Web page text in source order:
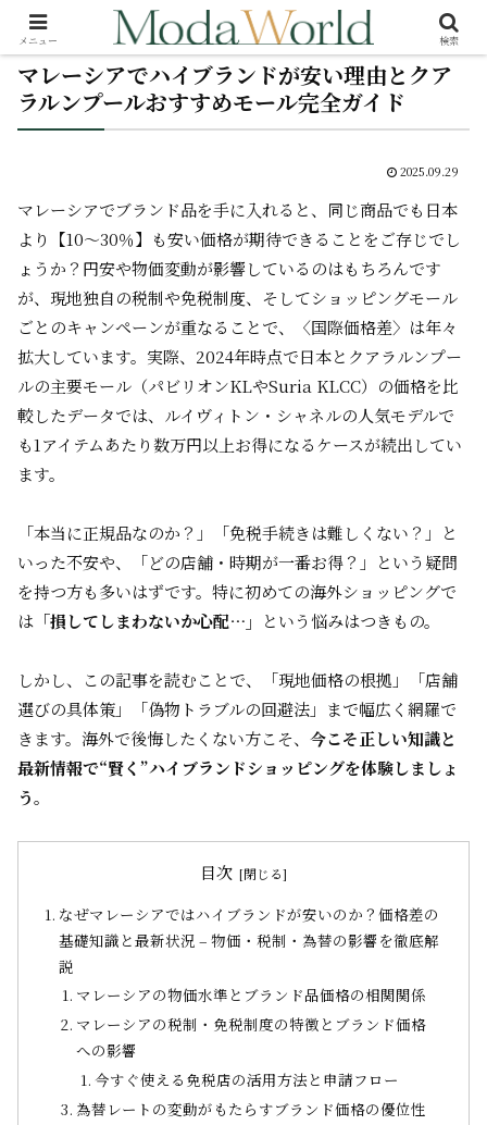
マレーシアでハイブランドが安い理由とクア
ラルンプールおすすめモール完全ガイド
2025.09.29
マレーシアでブランド品を手に入れると、同じ商品でも日本
より【10～30％】も安い価格が期待できることをご存じでし
ょうか？円安や物価変動が影響しているのはもちろんです
が、現地独自の税制や免税制度、そしてショッピングモール
ごとのキャンペーンが重なることで、〈国際価格差〉は年々
拡大しています。実際、2024年時点で日本とクアラルンプー
ルの主要モール（パビリオンKLやSuria KLCC）の価格を比
較したデータでは、ルイヴィトン・シャネルの人気モデルで
も1アイテムあたり数万円以上お得になるケースが続出してい
ます。
「本当に正規品なのか？」「免税手続きは難しくない？」と
いった不安や、「どの店舗・時期が一番お得？」という疑問
を持つ方も多いはずです。特に初めての海外ショッピングで
は 「損してしまわないか心配…」 という悩みはつきもの。
しかし、この記事を読むことで、「現地価格の根拠」「店舗
選びの具体策」「偽物トラブルの回避法」まで幅広く網羅で
きます。海外で後悔したくない方こそ、 今こそ正しい知識と
最新情報で“賢く”ハイブランドショッピングを体験しましょ
う。
目次
なぜマレーシアではハイブランドが安いのか？価格差の
基礎知識と最新状況 – 物価・税制・為替の影響を徹底解
説
マレーシアの物価水準とブランド品価格の相関関係
マレーシアの税制・免税制度の特徴とブランド価格
への影響
今すぐ使える免税店の活用方法と申請フロー
為替レートの変動がもたらすブランド価格の優位性
メニュー 検索